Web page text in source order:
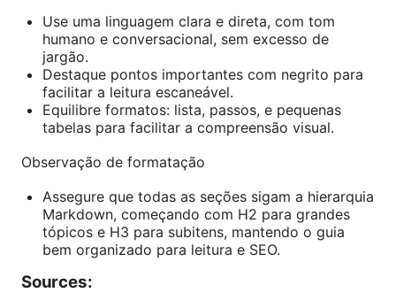
Use uma linguagem clara e direta, com tom
humano e conversacional, sem excesso de
jargão.
Destaque pontos importantes com negrito para
facilitar a leitura escaneável.
Equilibre formatos: lista, passos, e pequenas
tabelas para facilitar a compreensão visual.
Observação de formatação
Assegure que todas as seções sigam a hierarquia
Markdown, começando com H2 para grandes
tópicos e H3 para subitens, mantendo o guia
bem organizado para leitura e SEO.
Sources: